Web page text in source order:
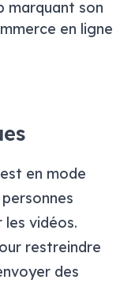
marquant son
en ligne
en mode
vidéos.
restreindre
des